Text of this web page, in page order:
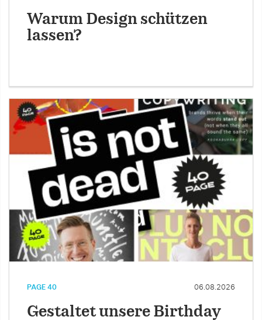
Warum Design schützen
lassen?
PAGE 40 06.08.2026
Gestaltet unsere Birthday